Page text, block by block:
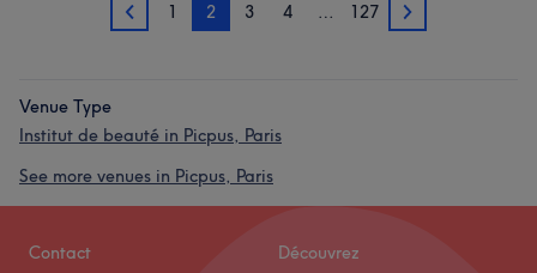
1 1 2 3 4 … 127 3
Venue Type
Institut de beauté in Picpus, Paris
See more venues in Picpus, Paris
Contact Découvrez